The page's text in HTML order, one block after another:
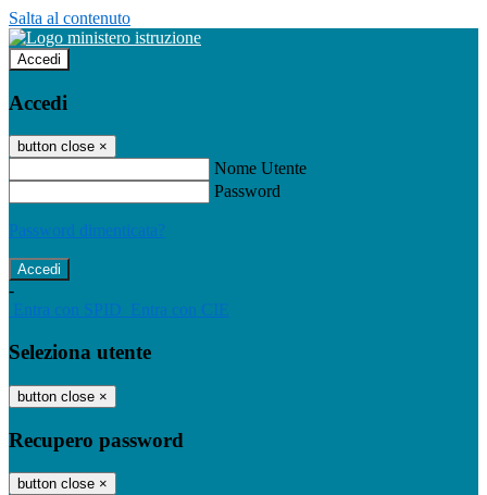
Salta al contenuto
Accedi
Accedi
button close ×
Nome Utente
Password
Password dimenticata?
-
Entra con SPID Entra con CIE
Seleziona utente
button close ×
Recupero password
button close ×